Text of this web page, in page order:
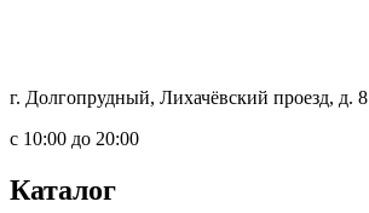
г. Долгопрудный, Лихачёвский проезд, д. 8
c 10:00 до 20:00
Каталог